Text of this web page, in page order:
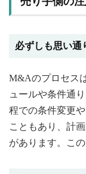
必ずしも思い通
M&Aのプロセス
ュールや条件通
程での条件変更
こともあり、計
があります。こ